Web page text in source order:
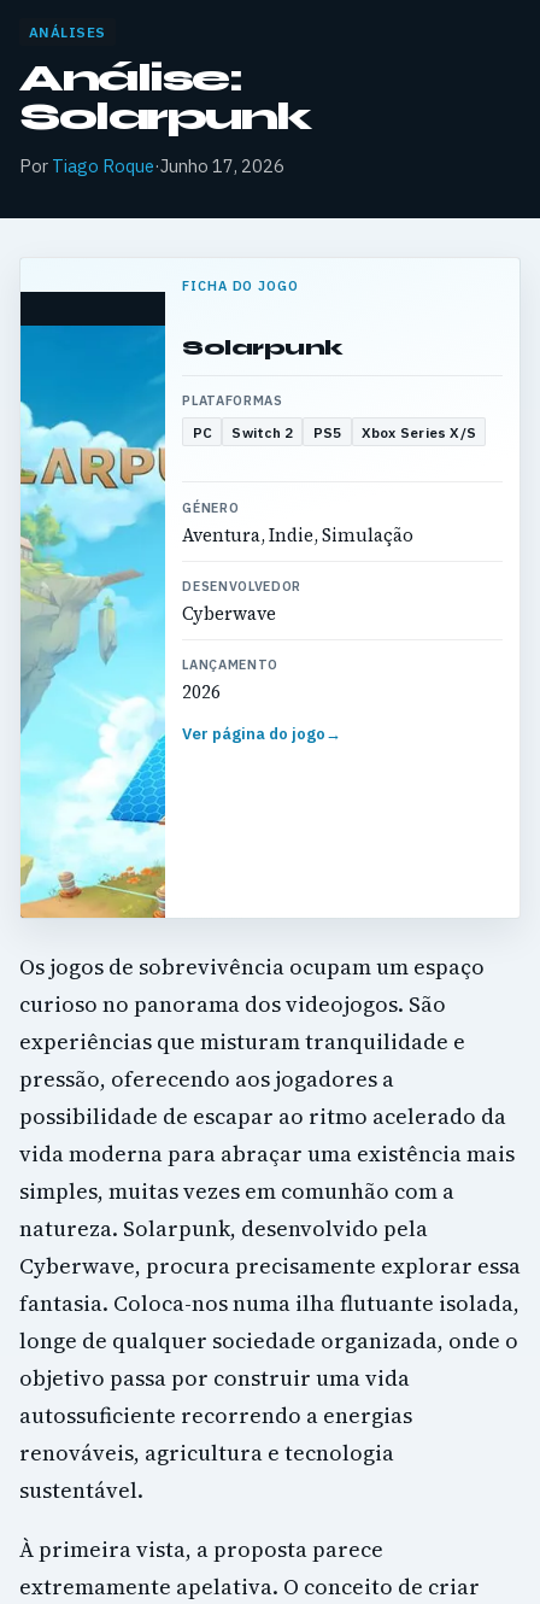
ANÁLISES
Análise:
Solarpunk
Por Tiago Roque·Junho 17, 2026
FICHA DO JOGO
Solarpunk
PLATAFORMAS
PC Switch 2 PS5 Xbox Series X/S
GÉNERO
Aventura, Indie, Simulação
DESENVOLVEDOR
Cyberwave
LANÇAMENTO
2026
Ver página do jogo→
Os jogos de sobrevivência ocupam um espaço
curioso no panorama dos videojogos. São
experiências que misturam tranquilidade e
pressão, oferecendo aos jogadores a
possibilidade de escapar ao ritmo acelerado da
vida moderna para abraçar uma existência mais
simples, muitas vezes em comunhão com a
natureza. Solarpunk, desenvolvido pela
Cyberwave, procura precisamente explorar essa
fantasia. Coloca-nos numa ilha flutuante isolada,
longe de qualquer sociedade organizada, onde o
objetivo passa por construir uma vida
autossuficiente recorrendo a energias
renováveis, agricultura e tecnologia
sustentável.
À primeira vista, a proposta parece
extremamente apelativa. O conceito de criar